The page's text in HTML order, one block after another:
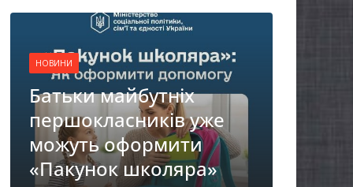
уже
НОВИНИ
Останніми днями
погода випробовує
жителів громади
справжньою літньою
спекою
06.08.2026 gormr